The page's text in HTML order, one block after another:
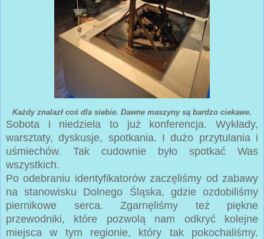
Każdy znalazł coś dla siebie. Dawne maszyny są bardzo ciekawe.
Sobota i niedziela to już konferencja. Wykłady,
warsztaty, dyskusje, spotkania. I dużo przytulania i
uśmiechów. Tak cudownie było spotkać Was
wszystkich.
Po odebraniu identyfikatorów zaczęliśmy od zabawy
na stanowisku Dolnego Śląska, gdzie ozdobiliśmy
piernikowe serca. Zgarnęliśmy też piękne
przewodniki, które pozwolą nam odkryć kolejne
miejsca w tym regionie, który tak pokochaliśmy.